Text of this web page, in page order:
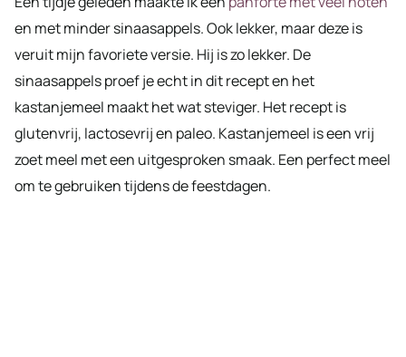
en met minder sinaasappels. Ook lekker, maar deze is
veruit mijn favoriete versie. Hij is zo lekker. De
sinaasappels proef je echt in dit recept en het
kastanjemeel maakt het wat steviger. Het recept is
glutenvrij, lactosevrij en paleo. Kastanjemeel is een vrij
zoet meel met een uitgesproken smaak. Een perfect meel
om te gebruiken tijdens de feestdagen.